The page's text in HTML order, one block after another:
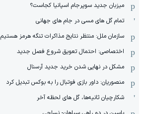
میزبان جدید سوپرجام اسپانیا کجاست؟
تمام گل های مسی در جام های جهانی
سازمان ملل: منتظر نتایج مذاکرات تنگه هرمز هستیم
اختصاصی: احتمال تعویق شروع فصل جدید
مشکل در نهایی شدن خرید جدید آرسنال
منصوریان: داور بازی فوتبال را به بوکس تبدیل کرد
شکارچیان ثانیه‌ها، گل های لحظه آخر